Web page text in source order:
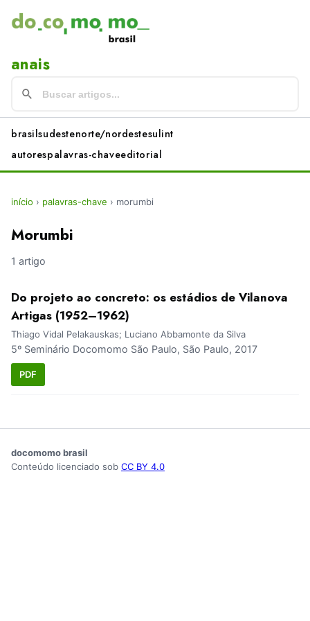
anais
brasilsudestenorte/nordestesulint
autorespalavras-chaveeditorial
início › palavras-chave › morumbi
Morumbi
1 artigo
Do projeto ao concreto: os estádios de Vilanova
Artigas (1952–1962)
Thiago Vidal Pelakauskas; Luciano Abbamonte da Silva
5º Seminário Docomomo São Paulo, São Paulo, 2017
PDF
docomomo brasil
Conteúdo licenciado sob CC BY 4.0